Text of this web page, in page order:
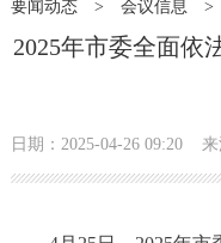
党中央精神
要闻动态> 会议信息 >
2025年市委全面依
日期：2025-04-26 09:20